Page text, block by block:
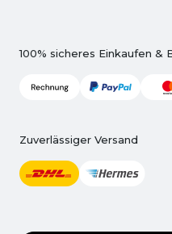
100% sicheres Einkaufen &
Zuverlässiger Versand